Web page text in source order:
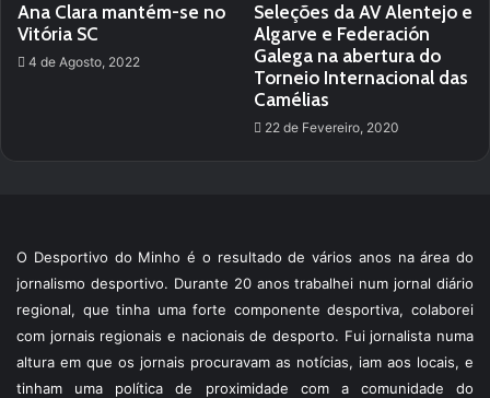
Ana Clara mantém-se no
Vitória SC
4 de Agosto, 2022
Seleções da AV Alentejo e
Algarve e Federación
Galega na abertura do
Torneio Internacional das
Camélias
22 de Fevereiro, 2020
O Desportivo do Minho é o resultado de vários anos na área do
jornalismo desportivo. Durante 20 anos trabalhei num jornal diário
regional, que tinha uma forte componente desportiva, colaborei
com jornais regionais e nacionais de desporto. Fui jornalista numa
altura em que os jornais procuravam as notícias, iam aos locais, e
tinham uma política de proximidade com a comunidade do